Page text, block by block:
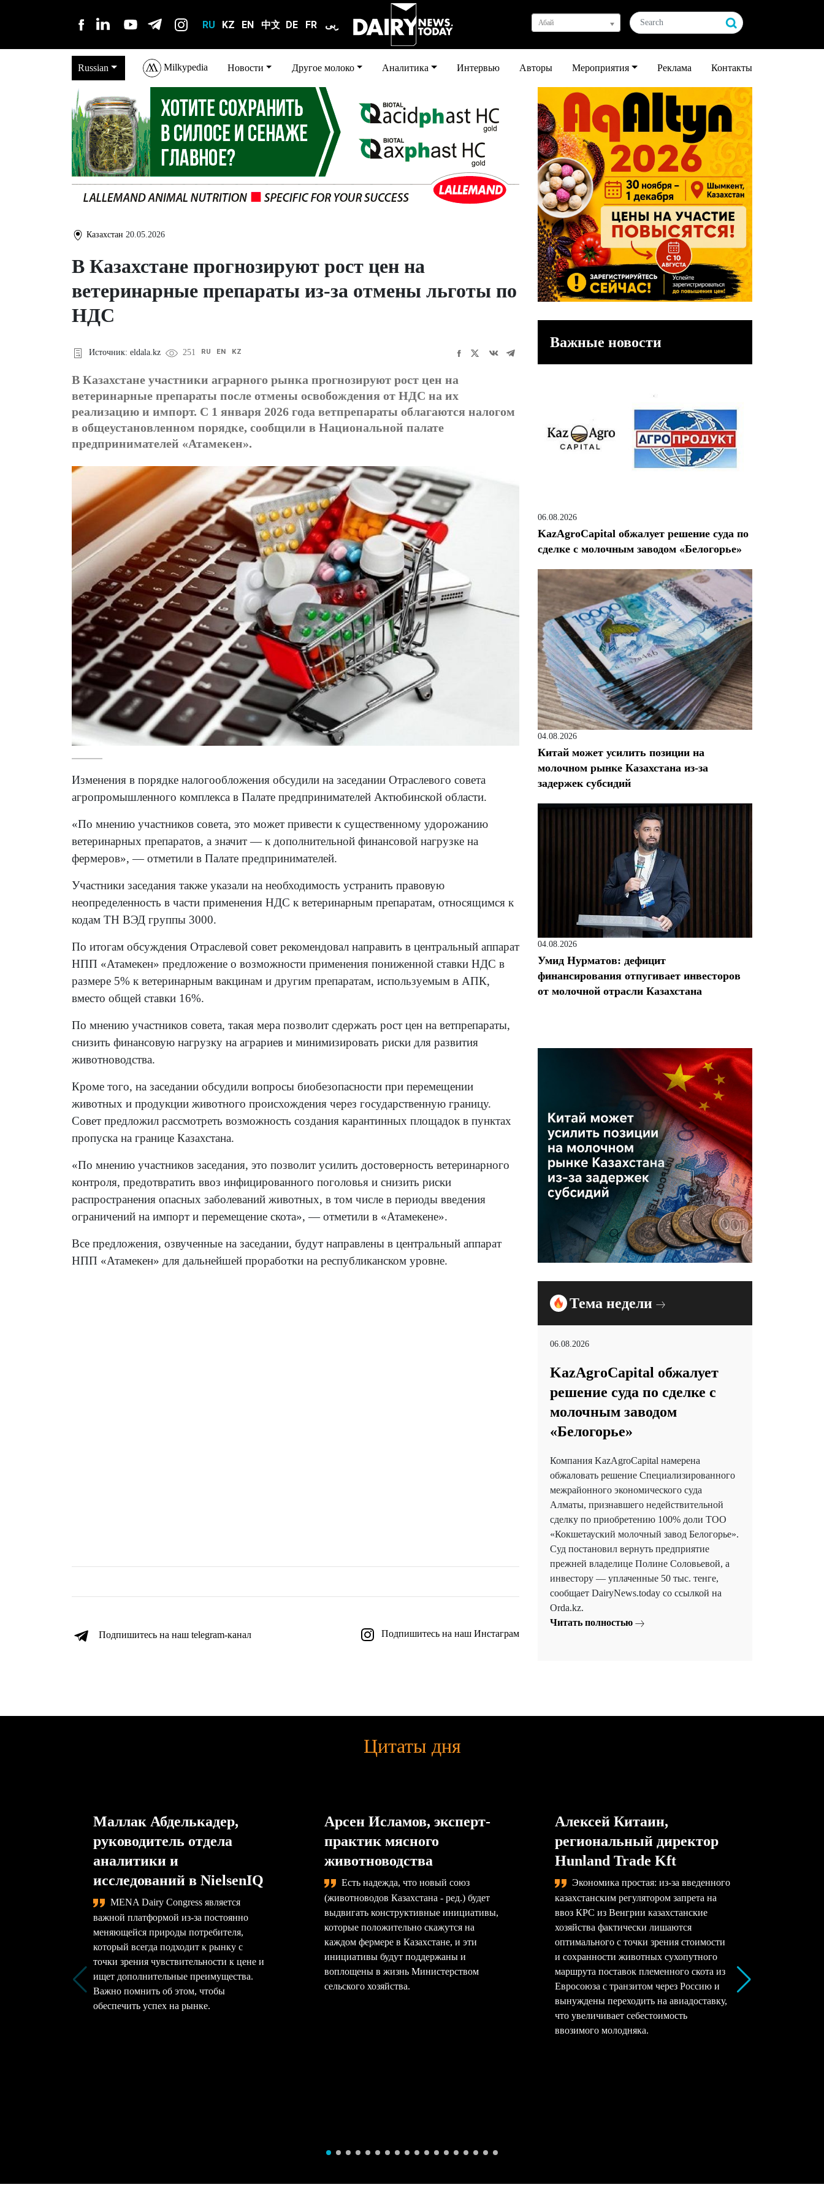
RU KZ EN 中文 DE FR عربى Абай
Russian Milkypedia Новости Другое молоко Аналитика Интервью Авторы Мероприятия Реклама Контакты
Казахстан 20.05.2026
В Казахстане прогнозируют рост цен на
ветеринарные препараты из-за отмены льготы по
НДС
Источник: eldala.kz 251 RU EN KZ
В Казахстане участники аграрного рынка прогнозируют рост цен на
ветеринарные препараты после отмены освобождения от НДС на их
реализацию и импорт. С 1 января 2026 года ветпрепараты облагаются налогом
в общеустановленном порядке, сообщили в Национальной палате
предпринимателей «Атамекен».
Изменения в порядке налогообложения обсудили на заседании Отраслевого совета
агропромышленного комплекса в Палате предпринимателей Актюбинской области.
«По мнению участников совета, это может привести к существенному удорожанию
ветеринарных препаратов, а значит — к дополнительной финансовой нагрузке на
фермеров», — отметили в Палате предпринимателей.
Участники заседания также указали на необходимость устранить правовую
неопределенность в части применения НДС к ветеринарным препаратам, относящимся к
кодам ТН ВЭД группы 3000.
По итогам обсуждения Отраслевой совет рекомендовал направить в центральный аппарат
НПП «Атамекен» предложение о возможности применения пониженной ставки НДС в
размере 5% к ветеринарным вакцинам и другим препаратам, используемым в АПК,
вместо общей ставки 16%.
По мнению участников совета, такая мера позволит сдержать рост цен на ветпрепараты,
снизить финансовую нагрузку на аграриев и минимизировать риски для развития
животноводства.
Кроме того, на заседании обсудили вопросы биобезопасности при перемещении
животных и продукции животного происхождения через государственную границу.
Совет предложил рассмотреть возможность создания карантинных площадок в пунктах
пропуска на границе Казахстана.
«По мнению участников заседания, это позволит усилить достоверность ветеринарного
контроля, предотвратить ввоз инфицированного поголовья и снизить риски
распространения опасных заболеваний животных, в том числе в периоды введения
ограничений на импорт и перемещение скота», — отметили в «Атамекене».
Все предложения, озвученные на заседании, будут направлены в центральный аппарат
НПП «Атамекен» для дальнейшей проработки на республиканском уровне.
Подпишитесь на наш telegram-канал Подпишитесь на наш Инстаграм
Важные новости
06.08.2026
KazAgroCapital обжалует решение суда по
сделке с молочным заводом «Белогорье»
04.08.2026
Китай может усилить позиции на
молочном рынке Казахстана из-за
задержек субсидий
04.08.2026
Умид Нурматов: дефицит
финансирования отпугивает инвесторов
от молочной отрасли Казахстана
Тема недели
06.08.2026
KazAgroCapital обжалует
решение суда по сделке с
молочным заводом
«Белогорье»
Компания KazAgroCapital намерена
обжаловать решение Специализированного
межрайонного экономического суда
Алматы, признавшего недействительной
сделку по приобретению 100% доли ТОО
«Кокшетауский молочный завод Белогорье».
Суд постановил вернуть предприятие
прежней владелице Полине Соловьевой, а
инвестору — уплаченные 50 тыс. тенге,
сообщает DairyNews.today со ссылкой на
Orda.kz.
Читать полностью
Цитаты дня
Маллак Абделькадер,
руководитель отдела
аналитики и
исследований в NielsenIQ
MENA Dairy Congress является
важной платформой из-за постоянно
меняющейся природы потребителя,
который всегда подходит к рынку с
точки зрения чувствительности к цене и
ищет дополнительные преимущества.
Важно помнить об этом, чтобы
обеспечить успех на рынке.
Арсен Исламов, эксперт-
практик мясного
животноводства
Есть надежда, что новый союз
(животноводов Казахстана - ред.) будет
выдвигать конструктивные инициативы,
которые положительно скажутся на
каждом фермере в Казахстане, и эти
инициативы будут поддержаны и
воплощены в жизнь Министерством
сельского хозяйства.
Алексей Китаин,
региональный директор
Hunland Trade Kft
Экономика простая: из-за введенного
казахстанским регулятором запрета на
ввоз КРС из Венгрии казахстанские
хозяйства фактически лишаются
оптимального с точки зрения стоимости
и сохранности животных сухопутного
маршрута поставок племенного скота из
Евросоюза с транзитом через Россию и
вынуждены переходить на авиадоставку,
что увеличивает себестоимость
ввозимого молодняка.